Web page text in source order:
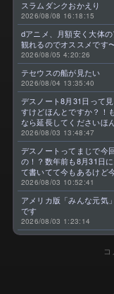
スラムダンクおかえり
2026/08/08 16:18:15
dアニメ、月額安く大体の
観れるのでオススメです
2026/08/05 4:20:26
テセウスの船が見たい
2026/08/04 13:35:40
デスノート8月31日って
すけどほんとですか？！
なら延長してくださいほ
好きなんです😭
2026/08/03 13:48:47
デスノートってまじで今
の！？数年前も8月31日
て書いてて今もあるけど
じのやつ！？よくわから
きればなくならないでほ
成アニメを振り返らせて
っ！！！！！！！
2026/08/03 10:52:41
アメリカ版「みんな元気
です
2026/08/03 1:23:14